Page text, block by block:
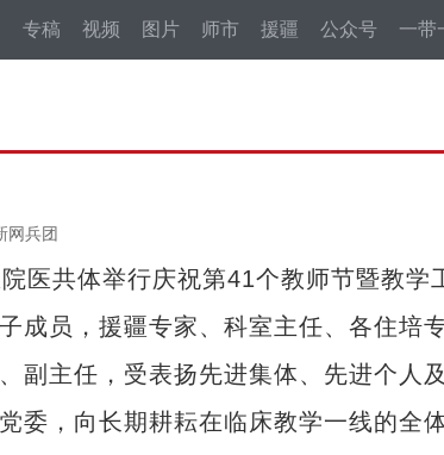
专稿 视频 图片 师市 援疆 公众号 一带
兵团
共体举行庆祝第41个教师节暨教学
成员，援疆专家、科室主任、各住培
副主任，受表扬先进集体、先进个人
，向长期耕耘在临床教学一线的全体